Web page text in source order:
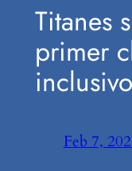
Titanes
primer
Feb 7,